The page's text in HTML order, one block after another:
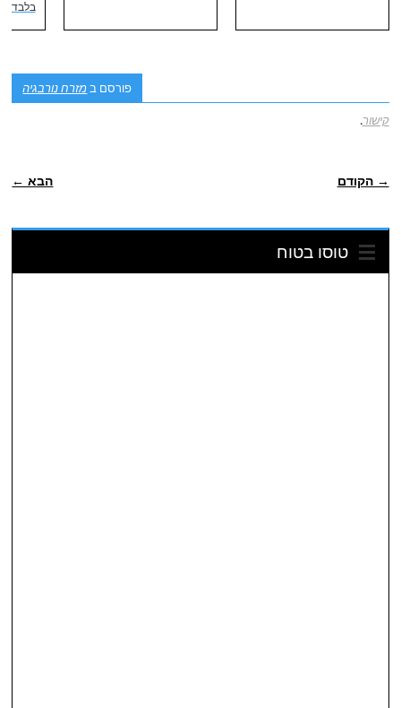
בלבד?
פורסם במזרח נורבגיה
קישור.
→ הקודם הבא ←
טוסו בטוח